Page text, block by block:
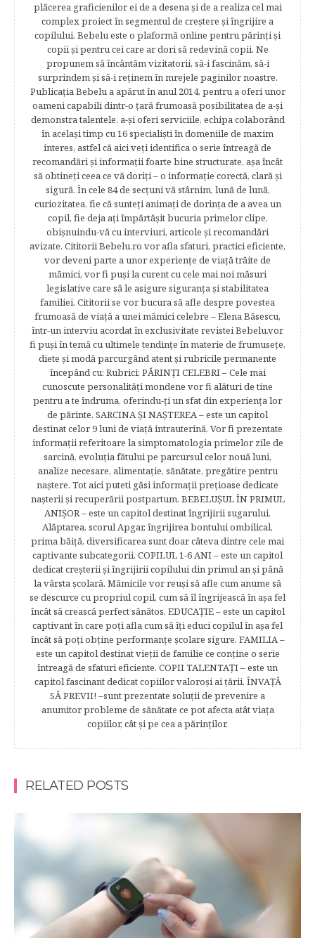
plăcerea graficienilor ei de a desena şi de a realiza cel mai
complex proiect în segmentul de creştere şi îngrijire a
copilului. Bebelu este o plaformă online pentru părinţi şi
copii şi pentru cei care ar dori să redevină copii. Ne
propunem să încântăm vizitatorii, să-i fascinăm, să-i
surprindem şi să-i reţinem în mrejele paginilor noastre.​
Publicația Bebelu a apărut în anul 2014, pentru a oferi unor
oameni capabili dintr-o ţară frumoasă posibilitatea de a-şi
demonstra talentele, a-şi oferi serviciile, echipa colaborând
în acelaşi timp cu 16 specialişti în domeniile de maxim
interes, astfel că aici veţi identifica o serie întreagă de
recomandări şi informaţii foarte bine structurate, aşa încât
să obtineţi ceea ce vă doriţi – o informaţie corectă, clară şi
sigură. În cele 84 de secțuni vă stârnim, lună de lună,
curiozitatea, fie că sunteţi animaţi de dorinţa de a avea un
copil, fie deja aţi împărtăşit bucuria primelor clipe,
obişnuindu-vă cu interviuri, articole şi recomandări
avizate. Cititorii Bebelu.ro vor afla sfaturi, practici eficiente,
vor deveni parte a unor experienţe de viaţă trăite de
mămici, vor fi puşi la curent cu cele mai noi măsuri
legislative care să le asigure siguranţa şi stabilitatea
familiei. Cititorii se vor bucura să afle despre povestea
frumoasă de viață a unei mămici celebre – Elena Băsescu,
într-un interviu acordat în exclusivitate revistei Bebelu,vor
fi puşi în temă cu ultimele tendinţe în materie de frumuseţe,
diete şi modă parcurgând atent şi rubricile permanente
începând cu: Rubrici: PĂRINŢI CELEBRI – Cele mai
cunoscute personalităţi mondene vor fi alături de tine
pentru a te îndruma, oferindu-ţi un sfat din experienţa lor
de părinte. SARCINA ŞI NAŞTEREA – este un capitol
destinat celor 9 luni de viaţă intrauterină. Vor fi prezentate
informaţii referitoare la simptomatologia primelor zile de
sarcină, evoluţia fătului pe parcursul celor nouă luni,
analize necesare, alimentaţie, sănătate, pregătire pentru
naştere. Tot aici puteti găsi informaţii preţioase dedicate
naşterii şi recuperării postpartum. BEBELUŞUL ÎN PRIMUL
ANIŞOR – este un capitol destinat îngrijirii sugarului.
Alăptarea, scorul Apgar, îngrijirea bontului ombilical,
prima băiţă, diversificarea sunt doar câteva dintre cele mai
captivante subcategorii. COPILUL 1-6 ANI – este un capitol
dedicat creşterii şi îngrijirii copilului din primul an şi până
la vârsta şcolară. Mămicile vor reuşi să afle cum anume să
se descurce cu propriul copil, cum să îl îngrijească în aşa fel
încât să crească perfect sănătos. EDUCAŢIE – este un capitol
captivant în care poţi afla cum să îţi educi copilul în aşa fel
încât să poţi obţine performanţe şcolare sigure. FAMILIA –
este un capitol destinat vieţii de familie ce conţine o serie
întreagă de sfaturi eficiente. COPII TALENTAŢI – este un
capitol fascinant dedicat copiilor valoroși ai țării. ÎNVAŢĂ
SĂ PREVII! –sunt prezentate soluţii de prevenire a
anumitor probleme de sănătate ce pot afecta atât viaţa
copiilor, cât şi pe cea a părinţilor.
RELATED POSTS